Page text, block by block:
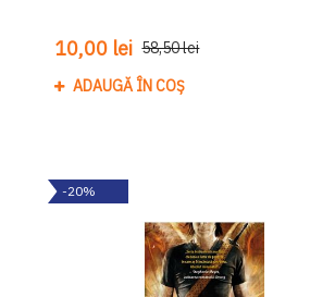
10,00 lei 58,50 lei
ADAUGĂ ÎN COȘ
-20%